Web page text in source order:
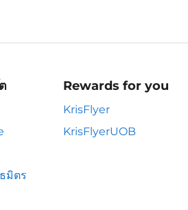
มิตร
Rewards for you
KrisFlyer
KrisFlyerUOB